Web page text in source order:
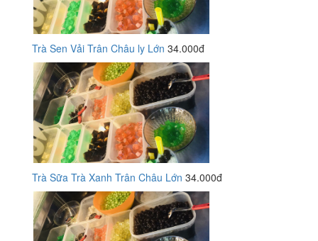
Trà Sen Vải Trân Châu ly Lớn 34.000đ
Trà Sữa Trà Xanh Trân Châu Lớn 34.000đ